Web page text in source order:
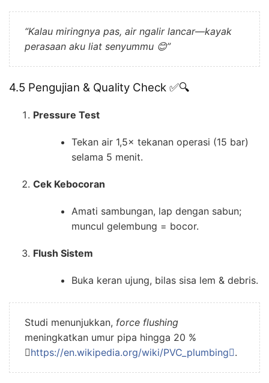
“Kalau miringnya pas, air ngalir lancar—kayak
perasaan aku liat senyummu 😊”
4.5 Pengujian & Quality Check ✅🔍
Pressure Test
Tekan air 1,5× tekanan operasi (15 bar)
selama 5 menit.
Cek Kebocoran
Amati sambungan, lap dengan sabun;
muncul gelembung = bocor.
Flush Sistem
Buka keran ujung, bilas sisa lem & debris.
Studi menunjukkan, force flushing
meningkatkan umur pipa hingga 20 %
https://en.wikipedia.org/wiki/PVC_plumbing.